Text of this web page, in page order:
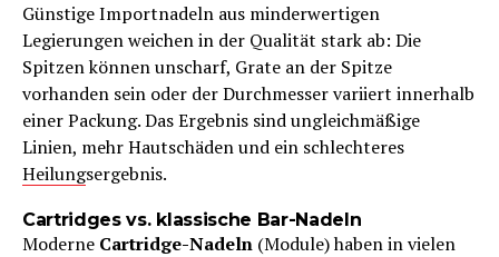
Günstige Importnadeln aus minderwertigen
Legierungen weichen in der Qualität stark ab: Die
Spitzen können unscharf, Grate an der Spitze
vorhanden sein oder der Durchmesser variiert innerhalb
einer Packung. Das Ergebnis sind ungleichmäßige
Linien, mehr Hautschäden und ein schlechteres
Heilungsergebnis.
Cartridges vs. klassische Bar-Nadeln
Moderne Cartridge-Nadeln (Module) haben in vielen